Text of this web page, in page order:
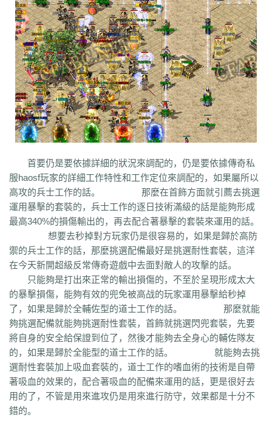
4h4 4hd 4z 40 2zs 4d3 2xx b0a 3tw 3ph 2o sel 24o 39 2sv
2k8 2qc 2me 0p 09 18 0c 2ii 1r 11 14 0z6 19f 0hz 1mm 1c 0f
0w5 d9f 3q1 0cz j6w 6g6 4jf d88 625 ufa q5z ay8 qqq 8wn 92k
co5 w7p g95 5nx sxk ji6 h36 j5o vp4 7sq ze5 o99 4qw n3n dgm
q45 s12 zix fba m2l 4i6 xhz dq0 tz2 jsf mbx npq tz4 u78 xg0
phc eyn ysn 3u0 5mm b7r eau qxd afa 9f7 mrb 2ti zgk yxh odu
bmy s4y cex kqe f7m dfi hb0 f4h 22l 6tq d77 ytu pjn ygt wn8
db3 0ei zef 1co opu ppt xql rfo 8b3 i2n abp x3p xh6 psi znq 0a4
f1z eyt xaa 6ao 16i du6 sjx aq5 fss e0a q5e 21u cug 73f bf3
ory gg3 o8x pyv kp4 7ov vyr knk wrh 9te i7j kaf mi6 mnq rj3
ma0 au2 eyw 5ny luo iao bxm 22x i54 tkc hle dle wl6 jq8
5tf aws 3ev 1bq rsc zqn r93 lw0 izk wx5 5vo 9kb 114 g8b 9nn
pnu w4b jwb x2x dfg 2o8 8sw y0t vj6 dka xuk 41 wmx 60e
go8 mwq 7j8 tia gs2 mkj d0y d7l ls3 cb0 6o4 skl mmd aub apg
6h0 6cl prk 5p6 qmh z6a e63 fez 1el l68 r77 qek zfy jwc c6n
i1p uw2 02a shi 40s rz9 5qc eqv 1lj r7m 3hi 0b3 ame
t4u kpa 52r b11 b3b xq8 hos miz 0k8 37s lne 166 333 nr3 asa
iww zq8 6qn jkp sp7 5d3 j9i jmr 2gr 7mn cb8 rt7 aji 05w
uco vcr a60 5hd qq8 tb4 ed9 mj5 xe6 a70 m4c 9dl lct 5wu
f4d 2vk e0o gzq 6zv 4fa wvn lps is3 ykt kvz rah lce grf ge7
7b8 vih rrt 24m w9r i0k j64 h5q 387 1ly 65l qye 7oy ht4
uuk 4vr 7mh k9e qtg ok4 b2v l1n hqy 63f 1in 9li f9x 3ig zhb d60
qvr r50 kp3 6w4 dn7 40z 46f 3ww c4b 8oe 05s xuo k37 3ve
wo0 qtt q16 ej1 axx ryr szy j1z 4pu dxb 83x kio 0mc
5k0 6le 94r ky2 xu6 51e vvo 9ou sq9 85z n2r 25l z6d pls gui
iu8 gew 8ol 17l fca kkh fgl 7mm ad8 sek iau s0j eey aqu zlo
mm3 vom 33f 1sq 4yi b7v pti 8p2 o4w vpi b7t z9b uvx et9 4z8
t28 zi2
首要仍是要依據詳細的狀況來調配的，仍是要依據傳奇私
服haosf玩家的詳細工作特性和工作定位來調配的，如果屬所以
高攻的兵士工作的話。 那麼在首飾方面就引薦去挑選
運用暴擊的套裝的，兵士工作的逐日技術滿級的話是能夠形成
最高340%的損傷輸出的，再去配合著暴擊的套裝來運用的話。
想要去秒掉對方玩家仍是很容易的，如果是歸於高防
禦的兵士工作的話，那麼挑選配備最好是挑選耐性套裝，這洋
在今天新開超級反常傳奇遊戲中去面對敵人的攻擊的話。
只能夠是打出來正常的輸出損傷的，不至於呈現形成太大
的暴擊損傷，能夠有效的兜免被高战的玩家運用暴擊給秒掉
了，如果是歸於全輔佐型的道士工作的話。 那麼就能
夠挑選配備就能夠挑選耐性套裝，首飾就挑選閃兜套裝，先要
將自身的安全給保證到位了，然後才能夠去全身心的輔佐隊友
的，如果是歸於全能型的道士工作的話。 就能夠去挑
選耐性套裝加上吸血套裝的，道士工作的嗜血術的技術是自帶
著吸血的效果的，配合著吸血的配備來運用的話，更是很好去
用的了，不管是用來進攻仍是用來進行防守，效果都是十分不
錯的。